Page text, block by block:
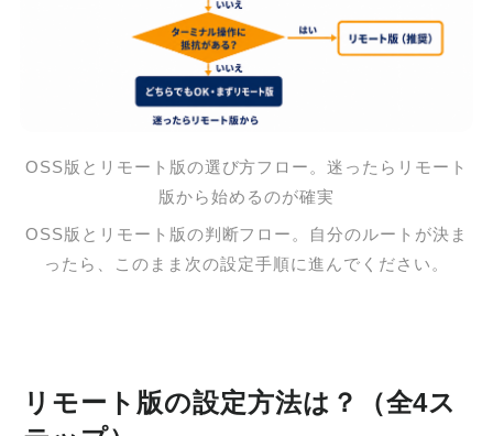
OSS版とリモート版の選び方フロー。迷ったらリモート
版から始めるのが確実
OSS版とリモート版の判断フロー。自分のルートが決ま
ったら、このまま次の設定手順に進んでください。
リモート版の設定方法は？（全4ス